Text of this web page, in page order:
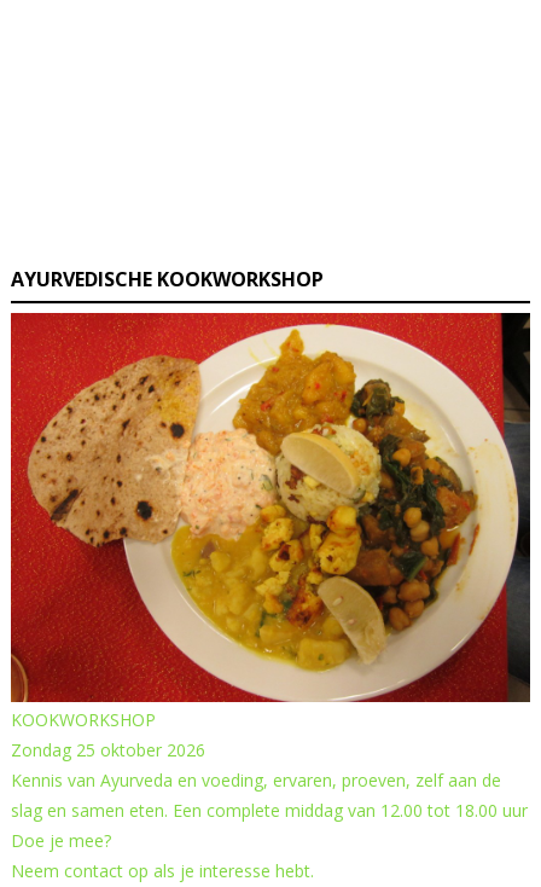
AYURVEDISCHE KOOKWORKSHOP
KOOKWORKSHOP
Zondag 25 oktober 2026
Kennis van Ayurveda en voeding, ervaren, proeven, zelf aan de
slag en samen eten. Een complete middag van 12.00 tot 18.00 uur
Doe je mee?
Neem contact op als je interesse hebt.